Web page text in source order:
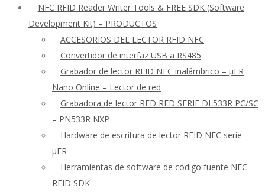
NFC RFID Reader Writer Tools & FREE SDK (Software
Development Kit) – PRODUCTOS
ACCESORIOS DEL LECTOR RFID NFC
Convertidor de interfaz USB a RS485
Grabador de lector RFID NFC inalámbrico – μFR
Nano Online – Lector de red
Grabadora de lector RFD RFD SERIE DL533R PC/SC
– PN533R NXP
Hardware de escritura de lector RFID NFC serie
μFR
Herramientas de software de código fuente NFC
RFID SDK